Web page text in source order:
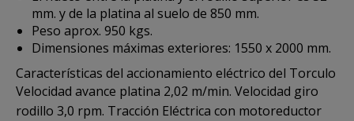
mm. y de la platina al suelo de 850 mm.
Peso aprox. 950 kgs.
Dimensiones máximas exteriores: 1550 x 2000 mm.
Características del accionamiento eléctrico del Torculo
Velocidad avance platina 2,02 m/min. Velocidad giro
rodillo 3,0 rpm. Tracción Eléctrica con motoreductor